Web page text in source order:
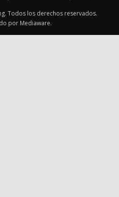
Todos los derechos reservados.
por Mediaware.